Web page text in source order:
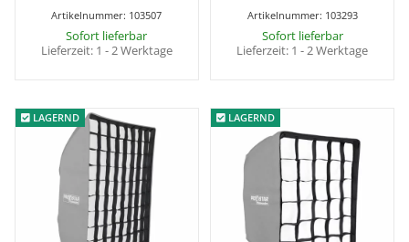
Artikelnummer: 103507
Sofort lieferbar
Lieferzeit: 1 - 2 Werktage
Artikelnummer: 103293
Sofort lieferbar
Lieferzeit: 1 - 2 Werktage
LAGERND
LAGERND LAGERND
LAGERND